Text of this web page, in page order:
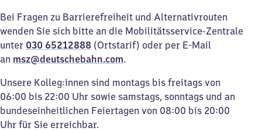
Bei Fragen zu Barrierefreiheit und Alternativrouten
wenden Sie sich bitte an die Mobilitätsservice-Zentrale
unter 030 65212888 (Ortstarif) oder per E-Mail
an msz@deutschebahn.com.
Unsere Kolleg:innen sind montags bis freitags von
06:00 bis 22:00 Uhr sowie samstags, sonntags und an
bundeseinheitlichen Feiertagen von 08:00 bis 20:00
Uhr für Sie erreichbar.